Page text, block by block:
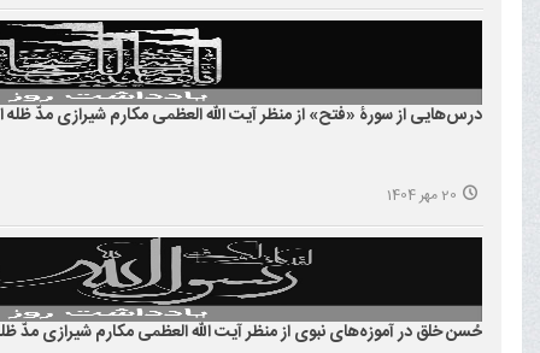
درس‌هایی از سورۀ «فتح» از منظر آیت الله العظمی مکارم شیرازی مدّ ظلّه
20 مهر 1404
حُسن خلق در آموزه‌های نبوی از منظر آیت الله العظمی مکارم شیرازی مدّ